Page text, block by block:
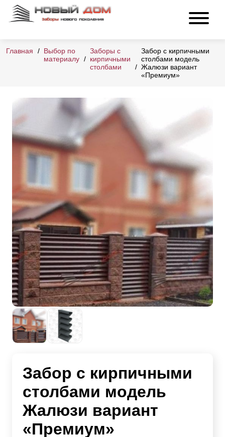
Главная
Выбор по
материалу
Заборы с
кирпичными
столбами
Забор с кирпичными
столбами модель
Жалюзи вариант
«Премиум»
Забор с кирпичными
столбами модель
Жалюзи вариант
«Премиум»